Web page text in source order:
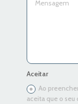
Aceitar
Ao
aceita que o seu